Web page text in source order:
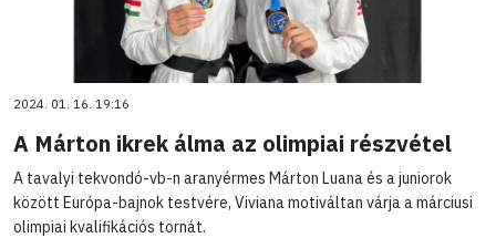
2024. 01. 16. 19:16
A Márton ikrek álma az olimpiai részvétel
A tavalyi tekvondó-vb-n aranyérmes Márton Luana és a juniorok
között Európa-bajnok testvére, Viviana motiváltan várja a márciusi
olimpiai kvalifikációs tornát.